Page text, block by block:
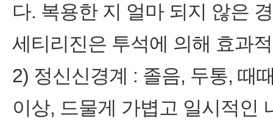
다. 복용한 지 얼마 되지 않은
세티리진은 투석에 의해 효과
2) 정신신경계 : 졸음, 두통, 때
이상, 드물게 가볍고 일시적인